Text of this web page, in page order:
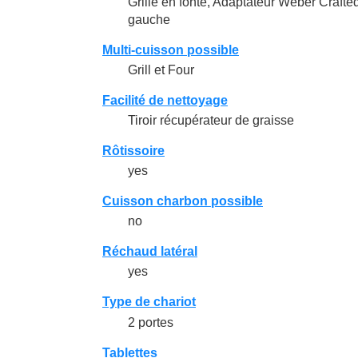
gauche
Multi-cuisson possible
Grill et Four
Facilité de nettoyage
Tiroir récupérateur de graisse
Rôtissoire
yes
Cuisson charbon possible
no
Réchaud latéral
yes
Type de chariot
2 portes
Tablettes